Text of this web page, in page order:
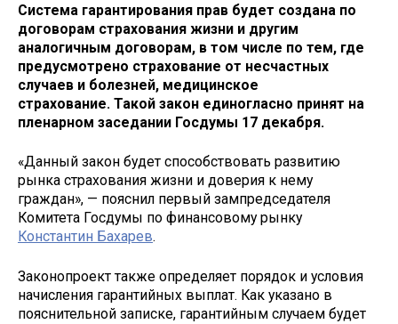
Система гарантирования прав будет создана по
договорам страхования жизни и другим
аналогичным договорам, в том числе по тем, где
предусмотрено страхование от несчастных
случаев и болезней, медицинское
страхование. Такой закон единогласно принят на
пленарном заседании Госдумы 17 декабря.
«Данный закон будет способствовать развитию
рынка страхования жизни и доверия к нему
граждан», — пояснил первый зампредседателя
Комитета Госдумы по финансовому рынку
Константин Бахарев.
Законопроект также определяет порядок и условия
начисления гарантийных выплат. Как указано в
пояснительной записке, гарантийным случаем будет